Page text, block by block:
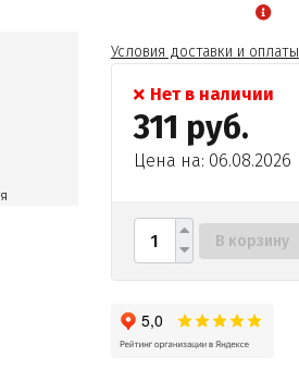
Условия доставки и оплаты
Нет в наличии
311 руб.
Цена на: 06.08.2026
В корзину